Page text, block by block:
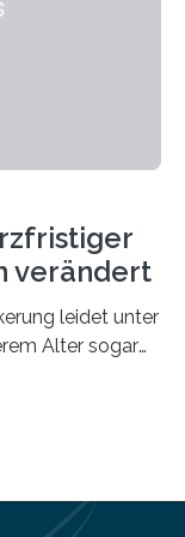
Jahr 2100
verändert
leidet unter
Alter sogar
Schlafdefizit:
Metastudie